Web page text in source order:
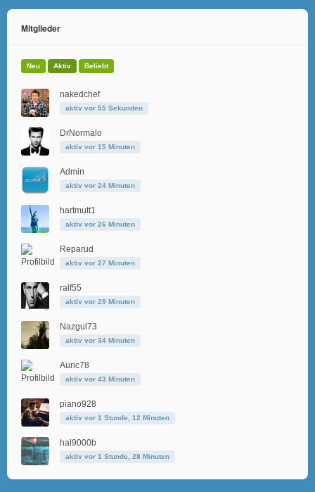
Mitglieder
Neu Aktiv Beliebt
nakedchef
aktiv vor 55 Sekunden
DrNormalo
aktiv vor 15 Minuten
Admin
aktiv vor 24 Minuten
hartmutt1
aktiv vor 26 Minuten
Reparud
aktiv vor 27 Minuten
ralf55
aktiv vor 29 Minuten
Nazgul73
aktiv vor 34 Minuten
Auric78
aktiv vor 43 Minuten
piano928
aktiv vor 1 Stunde, 12 Minuten
hal9000b
aktiv vor 1 Stunde, 28 Minuten